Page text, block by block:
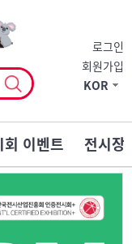
로그인
회원가입
KOR
회 이벤트 전시장